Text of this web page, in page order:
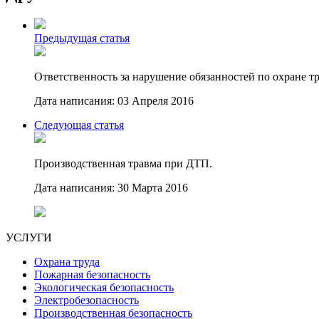
Предыдущая статья
Ответственность за нарушение обязанностей по охране
Дата написания: 03 Апреля 2016
Следующая статья
Производственная травма при ДТП.
Дата написания: 30 Марта 2016
УСЛУГИ
Охрана труда
Пожарная безопасность
Экологическая безопасность
Электробезопасность
Производственная безопасность